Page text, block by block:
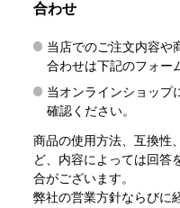
合わせ
当店でのご注文内容や
合わせは下記のフォー
当オンラインショップ
確認ください。
商品の使用方法、互換性
ど、内容によっては回答
合がございます。
弊社の営業方針ならびに